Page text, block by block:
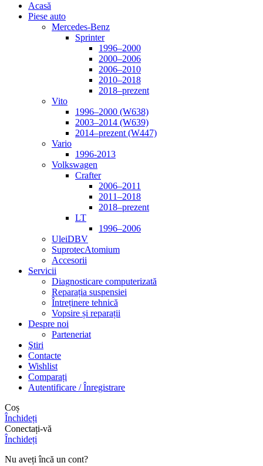
Acasă
Piese auto
Mercedes-Benz
Sprinter
1996–2000
2000–2006
2006–2010
2010–2018
2018–prezent
Vito
1996–2000 (W638)
2003–2014 (W639)
2014–prezent (W447)
Vario
1996-2013
Volkswagen
Crafter
2006–2011
2011–2018
2018–prezent
LT
1996–2006
UleiDBV
SuprotecAtomium
Accesorii
Servicii
Diagnosticare computerizată
Reparația suspensiei
Întreținere tehnică
Vopsire și reparații
Despre noi
Parteneriat
Ştiri
Contacte
Wishlist
Comparați
Autentificare / Înregistrare
Coș
Închideți
Conectați-vă
Închideți
Nu aveți încă un cont?